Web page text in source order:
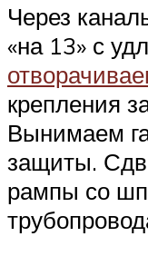
Через
«на 13» с
крепления
Вынимаем
защиты.
рампы со